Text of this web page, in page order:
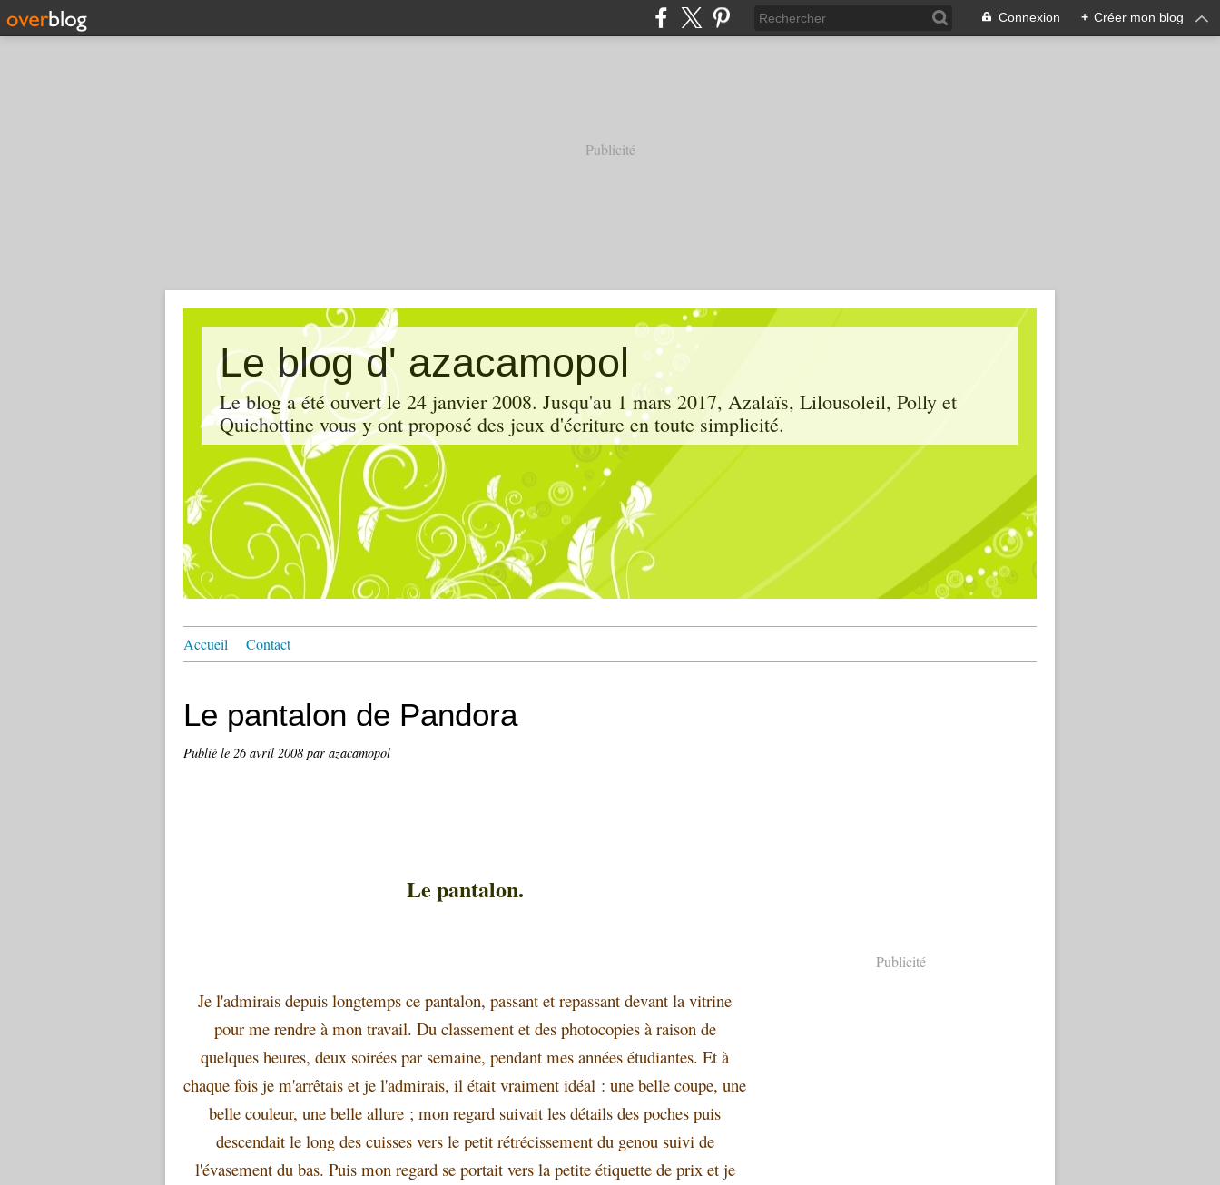
Connexion + Créer mon blog
Publicité
Le blog d' azacamopol
Le blog a été ouvert le 24 janvier 2008. Jusqu'au 1 mars 2017, Azalaïs, Lilousoleil, Polly et
Quichottine vous y ont proposé des jeux d'écriture en toute simplicité.
Accueil Contact
Le pantalon de Pandora
Publié le 26 avril 2008 par azacamopol
Le pantalon.
Je l'admirais depuis longtemps ce pantalon, passant et repassant devant la vitrine
pour me rendre à mon travail. Du classement et des photocopies à raison de
quelques heures, deux soirées par semaine, pendant mes années étudiantes. Et à
chaque fois je m'arrêtais et je l'admirais, il était vraiment idéal : une belle coupe, une
belle couleur, une belle allure ; mon regard suivait les détails des poches puis
descendait le long des cuisses vers le petit rétrécissement du genou suivi de
l'évasement du bas. Puis mon regard se portait vers la petite étiquette de prix et je
Publicité